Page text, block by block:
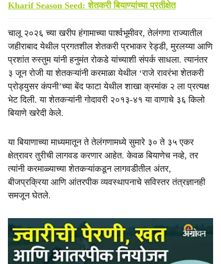
Kharif Season Seed: शेतकरी बियाण्यांच्या प्रतीक्षेत
चालू २०२६ च्या खरीप हंगामाच्या पार्श्वभूमीवर, तेलंगणा राज्यातील
जहीराबाद येथील प्रगतशील शेतकरी प्रभाकर रेड्डी, मुरलय्या आणि
प्रशांत रुस्तुम यांनी हनुमंत रोकडे यांच्याशी संपर्क साधला. त्यानंतर
३ जून रोजी या शेतकऱ्यांनी करमाळा येथील ‘राजे रावरंभा शेतकरी
प्रोड्युसर कंपनी’च्या बेंद फाटा येथील शाखा क्रमांक २ ला प्रत्यक्ष
भेट दिली. या शेतकऱ्यांनी गोदावरी २०१३-४१ या वाणाचे ३६ किलो
बियाणे खरेदी केले.
या बियाणाच्या माध्यमातून ते तेलंगणामध्ये सुमारे ३० ते ३५ एकर
क्षेत्रावर तुरीची लागवड करणार आहेत. केवळ बियाणेच नव्हे, तर
त्यांनी करमाळ्याच्या शेतकऱ्यांकडून लागवडीतील अंतर,
बीजप्रक्रिया आणि आंतरपीक व्यवस्थापनाचे सविस्तर तंत्रज्ञानही
समजून घेतले.